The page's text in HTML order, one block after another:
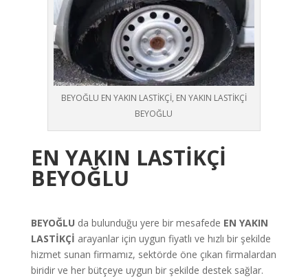
BEYOĞLU EN YAKIN LASTİKÇİ, EN YAKIN LASTİKÇİ
BEYOĞLU
EN YAKIN LASTİKÇİ
BEYOĞLU
BEYOĞLU da bulunduğu yere bir mesafede EN YAKIN
LASTİKÇİ arayanlar için uygun fiyatlı ve hızlı bir şekilde
hizmet sunan firmamız, sektörde öne çıkan firmalardan
biridir ve her bütçeye uygun bir şekilde destek sağlar.